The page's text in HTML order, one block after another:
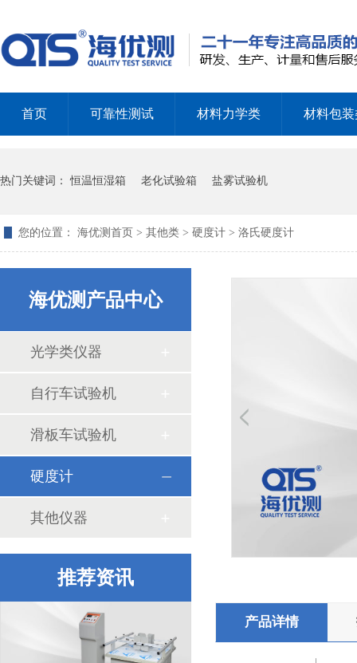
首页 可靠性测试 材料力学类 材料包装
热门关键词：恒温恒湿箱 老化试验箱 盐雾试验机
您的位置： 海优测首页 > 其他类 > 硬度计 > 洛氏硬度计
产品详情
海优测产品中心
光学类仪器
自行车试验机
滑板车试验机
硬度计
其他仪器
推荐资讯